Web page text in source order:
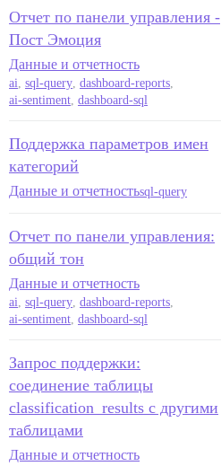
Отчет по панели управления -
Пост Эмоция
Данные и отчетность
ai, sql-query, dashboard-reports,
ai-sentiment, dashboard-sql
Поддержка параметров имен
категорий
Данные и отчетностьsql-query
Отчет по панели управления:
общий тон
Данные и отчетность
ai, sql-query, dashboard-reports,
ai-sentiment, dashboard-sql
Запрос поддержки:
соединение таблицы
classification_results с другими
таблицами
Данные и отчетность